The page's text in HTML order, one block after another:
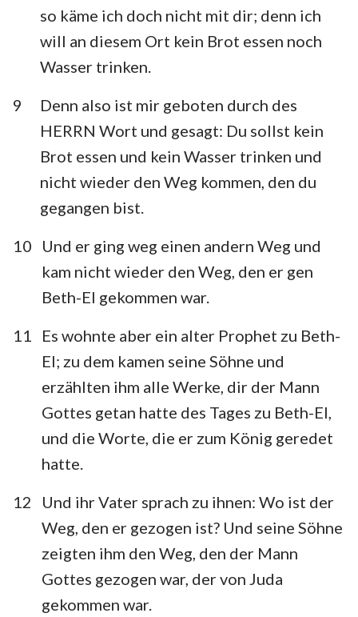
so käme ich doch nicht mit dir; denn ich
will an diesem Ort kein Brot essen noch
Wasser trinken.
9
Denn also ist mir geboten durch des
HERRN Wort und gesagt: Du sollst kein
Brot essen und kein Wasser trinken und
nicht wieder den Weg kommen, den du
gegangen bist.
10
Und er ging weg einen andern Weg und
kam nicht wieder den Weg, den er gen
Beth-El gekommen war.
11
Es wohnte aber ein alter Prophet zu Beth-
El; zu dem kamen seine Söhne und
erzählten ihm alle Werke, dir der Mann
Gottes getan hatte des Tages zu Beth-El,
und die Worte, die er zum König geredet
hatte.
12
Und ihr Vater sprach zu ihnen: Wo ist der
Weg, den er gezogen ist? Und seine Söhne
zeigten ihm den Weg, den der Mann
Gottes gezogen war, der von Juda
gekommen war.